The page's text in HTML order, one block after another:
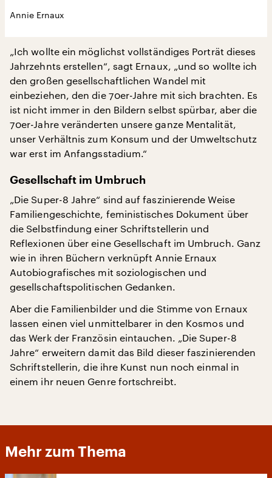
Annie Ernaux
„Ich wollte ein möglichst vollständiges Porträt dieses
Jahrzehnts erstellen“, sagt Ernaux, „und so wollte ich
den großen gesellschaftlichen Wandel mit
einbeziehen, den die 70er-Jahre mit sich brachten. Es
ist nicht immer in den Bildern selbst spürbar, aber die
70er-Jahre veränderten unsere ganze Mentalität,
unser Verhältnis zum Konsum und der Umweltschutz
war erst im Anfangsstadium.“
Gesellschaft im Umbruch
„Die Super-8 Jahre“ sind auf faszinierende Weise
Familiengeschichte, feministisches Dokument über
die Selbstfindung einer Schriftstellerin und
Reflexionen über eine Gesellschaft im Umbruch. Ganz
wie in ihren Büchern verknüpft Annie Ernaux
Autobiografisches mit soziologischen und
gesellschaftspolitischen Gedanken.
Aber die Familienbilder und die Stimme von Ernaux
lassen einen viel unmittelbarer in den Kosmos und
das Werk der Französin eintauchen. „Die Super-8
Jahre“ erweitern damit das Bild dieser faszinierenden
Schriftstellerin, die ihre Kunst nun noch einmal in
einem ihr neuen Genre fortschreibt.
Mehr zum Thema